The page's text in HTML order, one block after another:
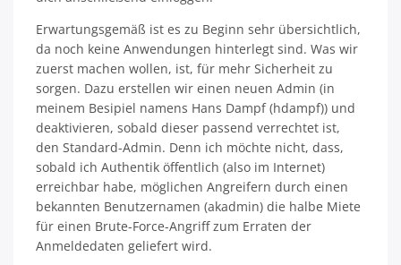
Erwartungsgemäß ist es zu Beginn sehr übersichtlich,
da noch keine Anwendungen hinterlegt sind. Was wir
zuerst machen wollen, ist, für mehr Sicherheit zu
sorgen. Dazu erstellen wir einen neuen Admin (in
meinem Besipiel namens Hans Dampf (hdampf)) und
deaktivieren, sobald dieser passend verrechtet ist,
den Standard-Admin. Denn ich möchte nicht, dass,
sobald ich Authentik öffentlich (also im Internet)
erreichbar habe, möglichen Angreifern durch einen
bekannten Benutzernamen (akadmin) die halbe Miete
für einen Brute-Force-Angriff zum Erraten der
Anmeldedaten geliefert wird.